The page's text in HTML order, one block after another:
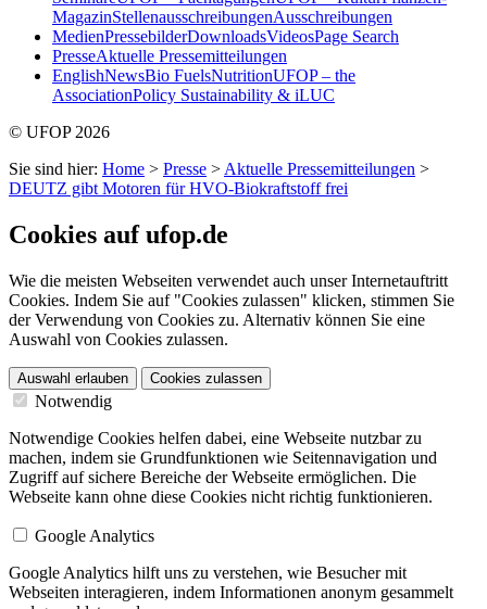
MagazinStellenausschreibungenAusschreibungen
MedienPressebilderDownloadsVideosPage Search
PresseAktuelle Pressemitteilungen
EnglishNewsBio FuelsNutritionUFOP – the
AssociationPolicy Sustainability & iLUC
© UFOP 2026
Sie sind hier: Home > Presse > Aktuelle Pressemitteilungen >
DEUTZ gibt Motoren für HVO-Biokraftstoff frei
Cookies auf ufop.de
Wie die meisten Webseiten verwendet auch unser Internetauftritt
Cookies. Indem Sie auf "Cookies zulassen" klicken, stimmen Sie
der Verwendung von Cookies zu. Alternativ können Sie eine
Auswahl von Cookies zulassen.
Auswahl erlauben Cookies zulassen
Notwendig
Notwendige Cookies helfen dabei, eine Webseite nutzbar zu
machen, indem sie Grundfunktionen wie Seitennavigation und
Zugriff auf sichere Bereiche der Webseite ermöglichen. Die
Webseite kann ohne diese Cookies nicht richtig funktionieren.
Google Analytics
Google Analytics hilft uns zu verstehen, wie Besucher mit
Webseiten interagieren, indem Informationen anonym gesammelt